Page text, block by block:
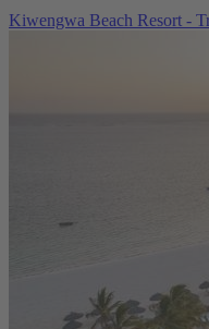
Kiwengwa Beach Resort -